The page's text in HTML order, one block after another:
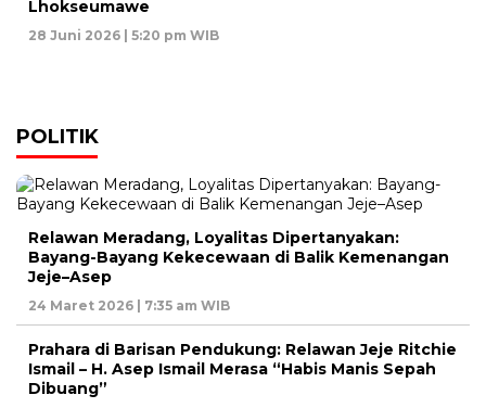
Lhokseumawe
28 Juni 2026 | 5:20 pm WIB
POLITIK
Relawan Meradang, Loyalitas Dipertanyakan:
Bayang-Bayang Kekecewaan di Balik Kemenangan
Jeje–Asep
24 Maret 2026 | 7:35 am WIB
Prahara di Barisan Pendukung: Relawan Jeje Ritchie
Ismail – H. Asep Ismail Merasa “Habis Manis Sepah
Dibuang”